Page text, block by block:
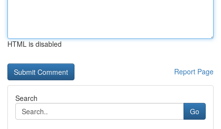
HTML is disabled
Report Page
Search
Go